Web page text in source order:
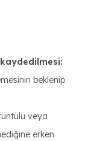
beklenip
veya
erken